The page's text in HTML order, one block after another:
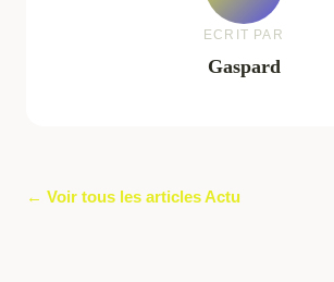
ECRIT PAR
Gaspard
← Voir tous les articles Actu